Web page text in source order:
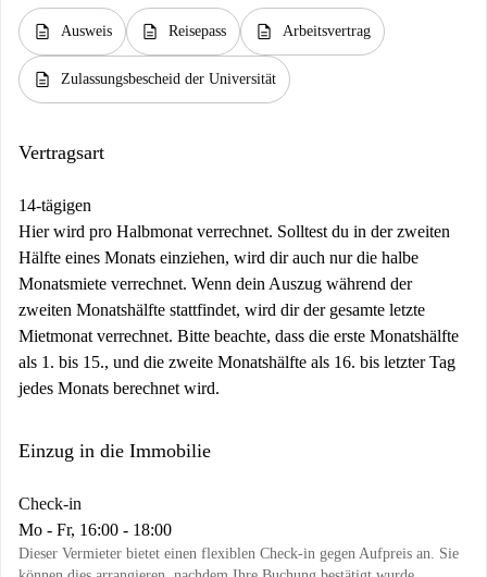
description Ausweis description Reisepass description Arbeitsvertrag
description Zulassungsbescheid der Universität
Vertragsart
14-tägigen
Hier wird pro Halbmonat verrechnet. Solltest du in der zweiten
Hälfte eines Monats einziehen, wird dir auch nur die halbe
Monatsmiete verrechnet. Wenn dein Auszug während der
zweiten Monatshälfte stattfindet, wird dir der gesamte letzte
Mietmonat verrechnet. Bitte beachte, dass die erste Monatshälfte
als 1. bis 15., und die zweite Monatshälfte als 16. bis letzter Tag
jedes Monats berechnet wird.
Einzug in die Immobilie
Check-in
Mo - Fr, 16:00 - 18:00
Dieser Vermieter bietet einen flexiblen Check-in gegen Aufpreis an. Sie